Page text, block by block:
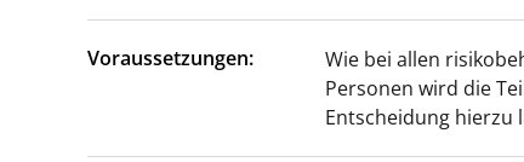
Voraussetzungen:
Wie bei allen
Personen wird die
Entscheidung hierzu